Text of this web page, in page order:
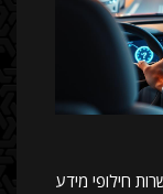
חילופי מידע